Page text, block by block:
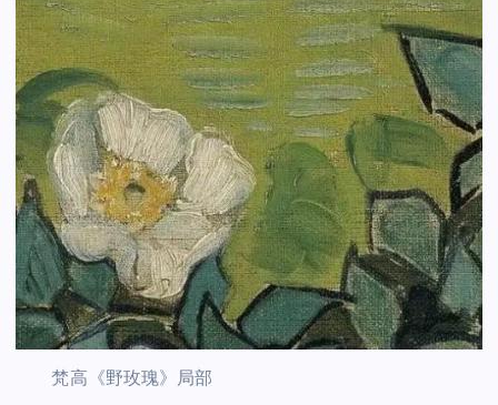
梵高《野玫瑰》局部